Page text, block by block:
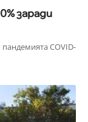
заради
пандемията COVID-